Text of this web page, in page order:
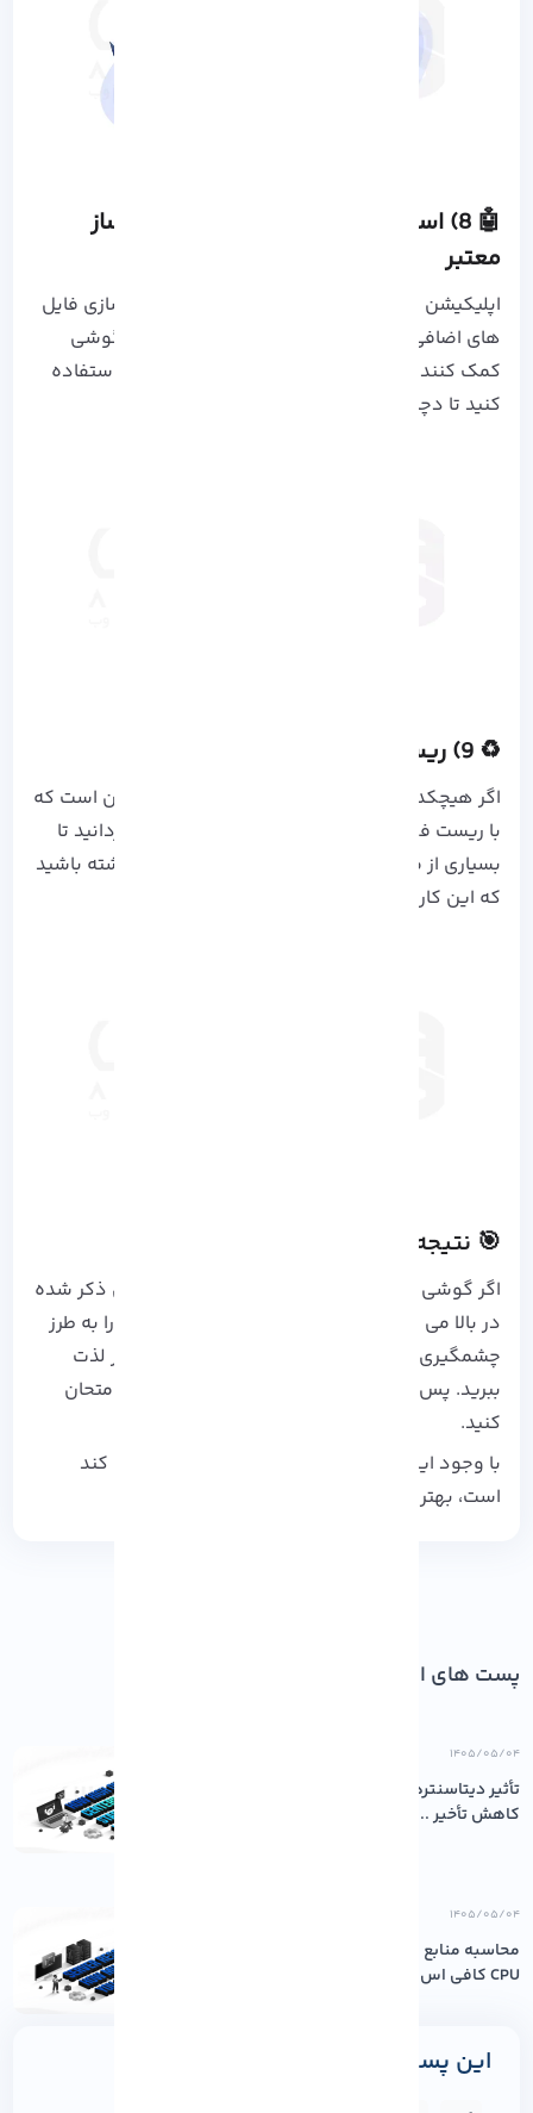
🤖 8) استفاده از اپلیکیشن های بهینه ساز
معتبر
اپلیکیشن هایی مانند CCleaner می توانند با پاکسازی فایل
های اضافی و مدیریت حافظه، به بهبود عملکرد گوشی
کمک کنند. فقط از اپ های معتبر و شناخته شده استفاده
کنید تا دچار مشکلات امنیتی نشوید.
♻️ 9) ریست فکتوری در مواقع ضروری
اگر هیچکدوم از روش بالا موثر نبود، آخرین راه این است که
با ریست فکتوری، گوشی خود را به حالت اول برگردانید تا
بسیاری از مشکلات نرم افزاری رفع شود. توجه داشته باشید
که این کار تمامی اطلاعات شما را پاک می کند.
🎯 نتیجه گیری
اگر گوشی اندروید قدیمی دارید، با این ترفند های ذکر شده
در بالا می توانید سرعت گوشی های اندروید خود را به طرز
چشمگیری افزایش دهید و از تجربه کاربری روان تر لذت
ببرید. پس معطل نکنید و یکی از این روش ها را امتحان
کنید.
با وجود این ترفندها؛ اگر هنوز سرعت گوشی شما کند
است، بهتر است به فکر یک گوشی نو باشید!
پست های اخیر
۱۴۰۵/۰۵/۰۴
تأثیر دیتاسنترهای باکیفیت بر پایداری و
کاهش تأخیر ...
۱۴۰۵/۰۵/۰۴
محاسبه منابع مورد نیاز سرور: چقدر رم و
CPU کافی اس...
این پست را به اشتراک بگذارید